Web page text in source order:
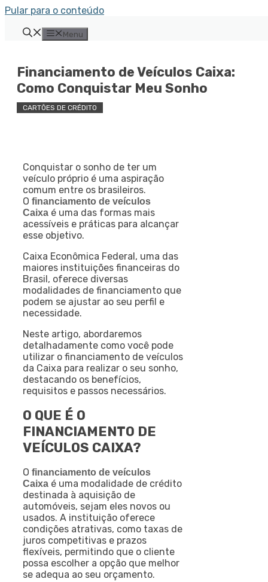
Pular para o conteúdo
Menu
Financiamento de Veículos Caixa:
Como Conquistar Meu Sonho
CARTÕES DE CRÉDITO
Conquistar o sonho de ter um
veículo próprio é uma aspiração
comum entre os brasileiros.
O financiamento de veículos
Caixa é uma das formas mais
acessíveis e práticas para alcançar
esse objetivo.
Caixa Econômica Federal, uma das
maiores instituições financeiras do
Brasil, oferece diversas
modalidades de financiamento que
podem se ajustar ao seu perfil e
necessidade.
Neste artigo, abordaremos
detalhadamente como você pode
utilizar o financiamento de veículos
da Caixa para realizar o seu sonho,
destacando os benefícios,
requisitos e passos necessários.
O QUE É O
FINANCIAMENTO DE
VEÍCULOS CAIXA?
O financiamento de veículos
Caixa é uma modalidade de crédito
destinada à aquisição de
automóveis, sejam eles novos ou
usados. A instituição oferece
condições atrativas, como taxas de
juros competitivas e prazos
flexíveis, permitindo que o cliente
possa escolher a opção que melhor
se adequa ao seu orçamento.